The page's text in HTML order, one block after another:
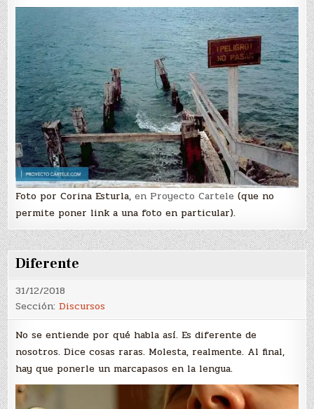
Foto por Corina Esturla,en Proyecto Cartele (que no
permite poner link a una foto en particular).
Diferente
31/12/2018
Sección:Discursos
No se entiende por qué habla así. Es diferente de
nosotros. Dice cosas raras. Molesta, realmente. Al final,
hay que ponerle un marcapasos en la lengua.